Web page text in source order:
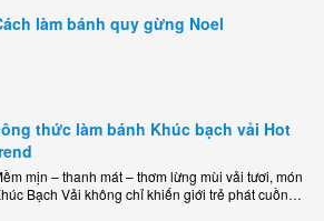
làm bánh quy gừng Noel
thức làm bánh Khúc bạch vải Hot
mịn – thanh mát – thơm lừng mùi vải tươi, món
Bạch Vải không chỉ khiến giới trẻ phát cuồng